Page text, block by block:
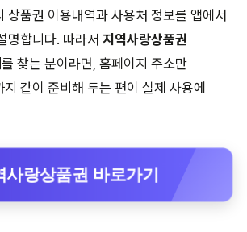
상품권 이용내역과 사용처 정보를 앱에서
명합니다. 따라서 지역사랑상품권
를 찾는 분이라면, 홈페이지 주소만
같이 준비해 두는 편이 실제 사용에
사랑상품권 바로가기